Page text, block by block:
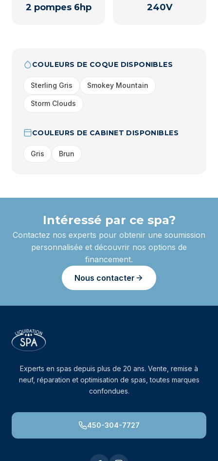
2 pompes 6hp 240V
COULEURS DE COQUE DISPONIBLES
Sterling Gris Smokey Mountain
Storm Clouds
COULEURS DE CABINET DISPONIBLES
Gris Brun
Intéressé par ce spa?
Contactez nos experts pour obtenir une soumission
personnalisée et découvrir nos options de
financement.
Nous contacter
Experts en spas depuis plus de 20 ans. Vente, remise à
neuf, réparation et optimisation de spas, toutes marques
confondues.
450-304-7727